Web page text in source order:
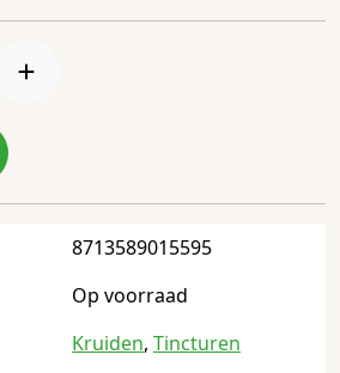
8713589015595
Op voorraad
Kruiden, Tincturen